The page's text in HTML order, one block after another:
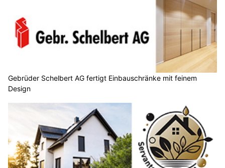
Gebrüder Schelbert AG fertigt Einbauschränke mit feinem
Design